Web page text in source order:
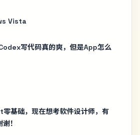
Vista
写代码真的爽，但是App怎么
基础，现在想考软件设计师，有
！